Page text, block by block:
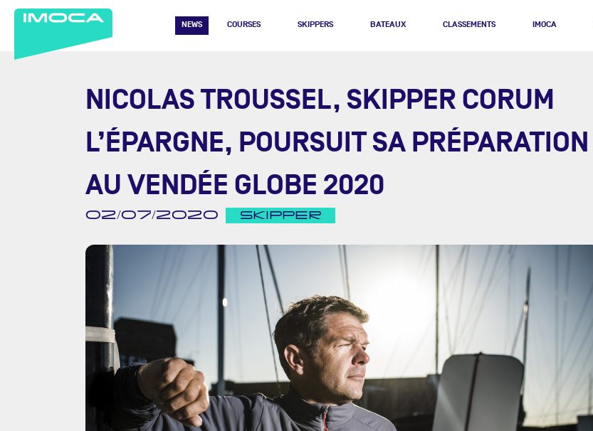
NEWS COURSES SKIPPERS BATEAUX CLASSEMENTS IMOCA
NICOLAS TROUSSEL, SKIPPER CORUM
L’ÉPARGNE, POURSUIT SA PRÉPARATION
AU VENDÉE GLOBE 2020
02/07/2020 SKIPPER